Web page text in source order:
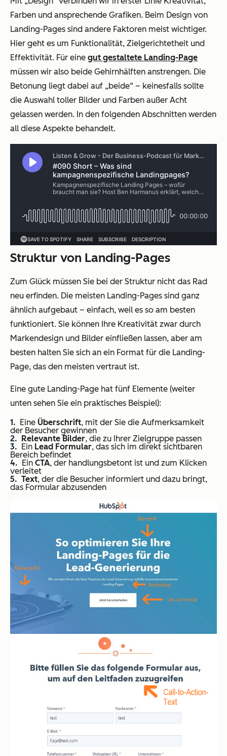
Farben und ansprechende Grafiken. Beim Design von
Landing-Pages sind andere Faktoren meist wichtiger.
Hier geht es um Funktionalität, Zielgerichtetheit und
Effektivität. Für eine gut gestaltete Landing-Page
müssen wir also beide Gehirnhälften anstrengen. Die
Betonung liegt dabei auf „beide“ – keinesfalls sollte
die Auswahl toller Bilder und Farben außer Acht
gelassen werden. In den folgenden Abschnitten werden
all diese Aspekte behandelt.
Struktur von Landing-Pages
Zum Glück müssen Sie bei der Struktur nicht das Rad
neu erfinden. Die meisten Landing-Pages sind ganz
ähnlich aufgebaut – einfach, weil es so am besten
funktioniert. Sie können Ihre Kreativität zwar durch
Markendesign und Bilder einfließen lassen, aber am
besten halten Sie sich an ein Format für die Landing-
Page, das den meisten vertraut ist.
Eine gute Landing-Page hat fünf Elemente (weiter
unten sehen Sie ein praktisches Beispiel):
Eine Überschrift, mit der Sie die Aufmerksamkeit
der Besucher gewinnen
Relevante Bilder, die zu Ihrer Zielgruppe passen
Ein Lead Formular, das sich im direkt sichtbaren
Bereich befindet
Ein CTA, der handlungsbetont ist und zum Klicken
verleitet
Text, der die Besucher informiert und dazu bringt,
das Formular abzusenden